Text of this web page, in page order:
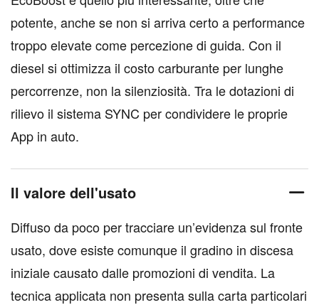
potente, anche se non si arriva certo a performance
troppo elevate come percezione di guida. Con il
diesel si ottimizza il costo carburante per lunghe
percorrenze, non la silenziosità. Tra le dotazioni di
rilievo il sistema SYNC per condividere le proprie
App in auto.
Il valore dell'usato
Diffuso da poco per tracciare un’evidenza sul fronte
usato, dove esiste comunque il gradino in discesa
iniziale causato dalle promozioni di vendita. La
tecnica applicata non presenta sulla carta particolari